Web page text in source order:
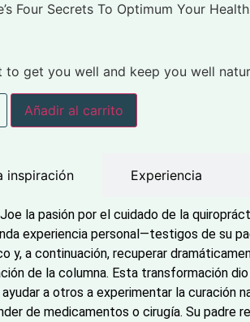
Four Secrets To Optimum Your
to get you well and keep you well
Añadir al carrito
inspiración Experiencia
Joe la pasión por el cuidado de la
experiencia personal—testigos de su
y, a continuación, recuperar
de la columna. Esta transformación
a otros a experimentar la curación
de medicamentos o cirugía. Su padre